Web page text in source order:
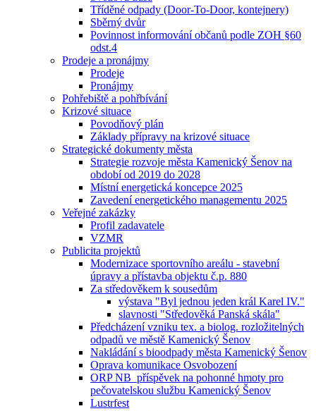
Tříděné odpady (Door-To-Door, kontejnery)
Sběrný dvůr
Povinnost informování občanů podle ZOH §60
odst.4
Prodeje a pronájmy
Prodeje
Pronájmy
Pohřebiště a pohřbívání
Krizové situace
Povodňový plán
Základy přípravy na krizové situace
Strategické dokumenty města
Strategie rozvoje města Kamenický Šenov na
období od 2019 do 2028
Místní energetická koncepce 2025
Zavedení energetického managementu 2025
Veřejné zakázky
Profil zadavatele
VZMR
Publicita projektů
Modernizace sportovního areálu - stavební
úpravy a přístavba objektu č.p. 880
Za středověkem k sousedům
výstava "Byl jednou jeden král Karel IV."
slavnosti "Středověká Panská skála"
Předcházení vzniku tex. a biolog. rozložitelných
odpadů ve městě Kamenický Šenov
Nakládání s bioodpady města Kamenický Šenov
Oprava komunikace Osvobození
ORP NB_příspěvek na pohonné hmoty pro
pečovatelskou službu Kamenický Šenov
Lustrfest